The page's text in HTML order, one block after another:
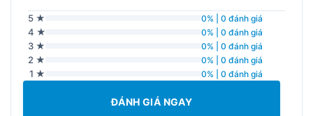
5 ★ 0% | 0 đánh giá
4 ★ 0% | 0 đánh giá
3 ★ 0% | 0 đánh giá
2 ★ 0% | 0 đánh giá
1 ★ 0% | 0 đánh giá
ĐÁNH GIÁ NGAY